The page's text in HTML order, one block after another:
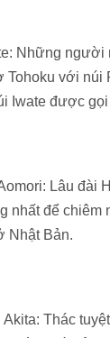
Những người
Tohoku với núi
Iwate được
Lâu đài
nhất để chiêm
Nhật Bản.
Akita: Thác